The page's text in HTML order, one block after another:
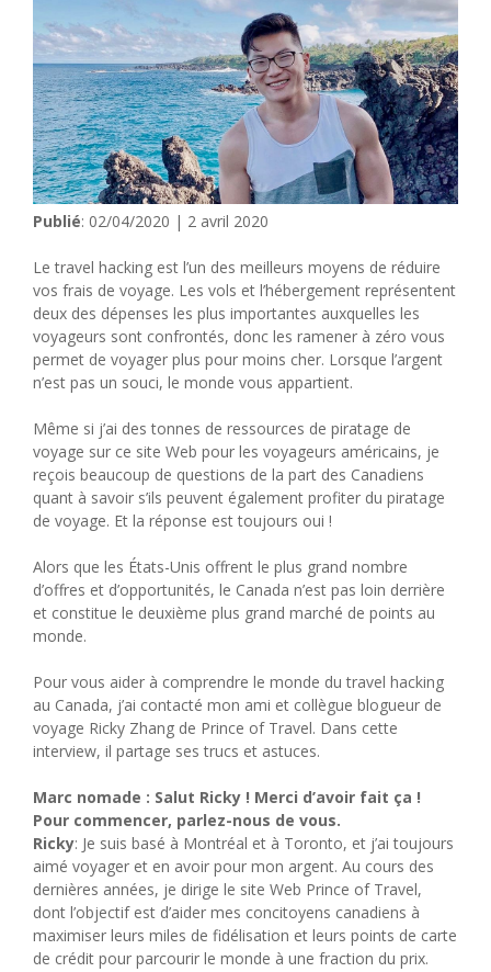
Publié: 02/04/2020 | 2 avril 2020
Le travel hacking est l’un des meilleurs moyens de réduire
vos frais de voyage. Les vols et l’hébergement représentent
deux des dépenses les plus importantes auxquelles les
voyageurs sont confrontés, donc les ramener à zéro vous
permet de voyager plus pour moins cher. Lorsque l’argent
n’est pas un souci, le monde vous appartient.
Même si j’ai des tonnes de ressources de piratage de
voyage sur ce site Web pour les voyageurs américains, je
reçois beaucoup de questions de la part des Canadiens
quant à savoir s’ils peuvent également profiter du piratage
de voyage. Et la réponse est toujours oui !
Alors que les États-Unis offrent le plus grand nombre
d’offres et d’opportunités, le Canada n’est pas loin derrière
et constitue le deuxième plus grand marché de points au
monde.
Pour vous aider à comprendre le monde du travel hacking
au Canada, j’ai contacté mon ami et collègue blogueur de
voyage Ricky Zhang de Prince of Travel. Dans cette
interview, il partage ses trucs et astuces.
Marc nomade : Salut Ricky ! Merci d’avoir fait ça !
Pour commencer, parlez-nous de vous.
Ricky: Je suis basé à Montréal et à Toronto, et j’ai toujours
aimé voyager et en avoir pour mon argent. Au cours des
dernières années, je dirige le site Web Prince of Travel,
dont l’objectif est d’aider mes concitoyens canadiens à
maximiser leurs miles de fidélisation et leurs points de carte
de crédit pour parcourir le monde à une fraction du prix.